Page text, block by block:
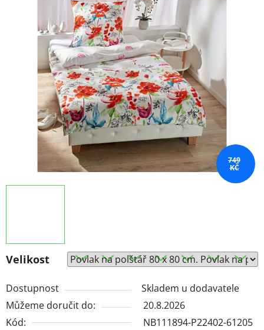
Velikost
Dostupnost
Skladem u dodavatele
Můžeme doručit do:
20.8.2026
Kód:
NB111894-P22402-61205
749
KČ